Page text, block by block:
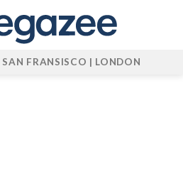
FRANSISCO | LONDON